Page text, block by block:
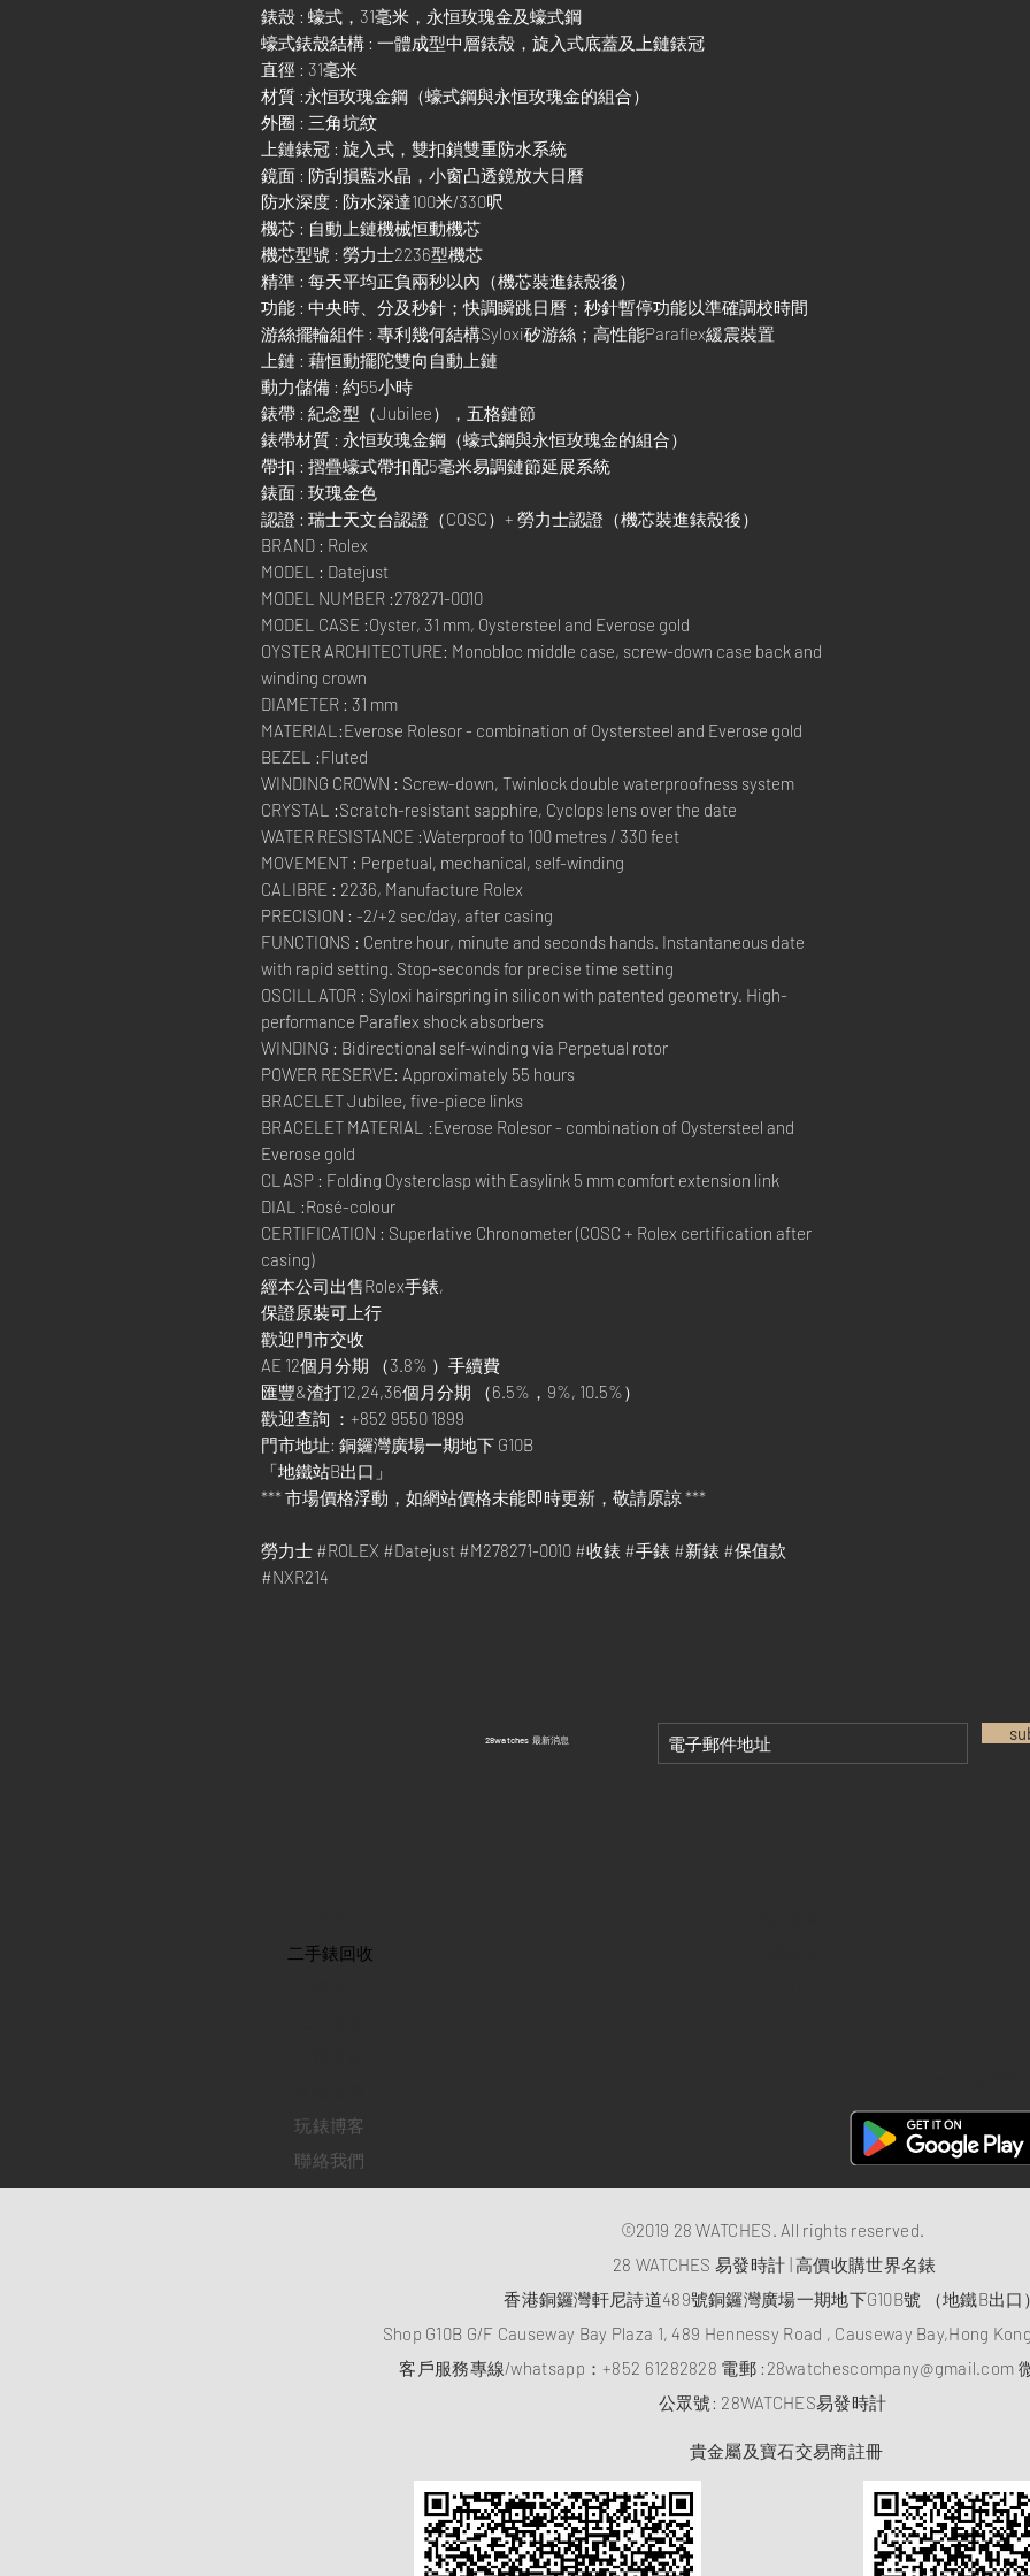
錶殼 : 蠔式，31毫米，永恒玫瑰金及蠔式鋼
蠔式錶殼結構 : 一體成型中層錶殼，旋入式底蓋及上鏈錶冠
直徑 : 31毫米
材質 :永恒玫瑰金鋼（蠔式鋼與永恒玫瑰金的組合）
外圈 : 三角坑紋
上鏈錶冠 : 旋入式，雙扣鎖雙重防水系統
鏡面 : 防刮損藍水晶，小窗凸透鏡放大日曆
防水深度 : 防水深達100米/330呎
機芯 : 自動上鏈機械恒動機芯
機芯型號 : 勞力士2236型機芯
精準 : 每天平均正負兩秒以內（機芯裝進錶殼後）
功能 : 中央時、分及秒針；快調瞬跳日曆；秒針暫停功能以準確調校時間
游絲擺輪組件 : 專利幾何結構Syloxi矽游絲；高性能Paraflex緩震裝置
上鏈 : 藉恒動擺陀雙向自動上鏈
動力儲備 : 約55小時
錶帶 : 紀念型（Jubilee），五格鏈節
錶帶材質 : 永恒玫瑰金鋼（蠔式鋼與永恒玫瑰金的組合）
帶扣 : 摺疊蠔式帶扣配5毫米易調鏈節延展系統
錶面 : 玫瑰金色
認證 : 瑞士天文台認證（COSC）+ 勞力士認證（機芯裝進錶殼後）
BRAND : Rolex
MODEL : Datejust
MODEL NUMBER :278271-0010
MODEL CASE :Oyster, 31 mm, Oystersteel and Everose gold
OYSTER ARCHITECTURE: Monobloc middle case, screw-down case back and
winding crown
DIAMETER : 31 mm
MATERIAL:Everose Rolesor - combination of Oystersteel and Everose gold
BEZEL :Fluted
WINDING CROWN : Screw-down, Twinlock double waterproofness system
CRYSTAL :Scratch-resistant sapphire, Cyclops lens over the date
WATER RESISTANCE :Waterproof to 100 metres / 330 feet
MOVEMENT : Perpetual, mechanical, self-winding
CALIBRE : 2236, Manufacture Rolex
PRECISION : -2/+2 sec/day, after casing
FUNCTIONS : Centre hour, minute and seconds hands. Instantaneous date
with rapid setting. Stop-seconds for precise time setting
OSCILLATOR : Syloxi hairspring in silicon with patented geometry. High-
performance Paraflex shock absorbers
WINDING : Bidirectional self-winding via Perpetual rotor
POWER RESERVE: Approximately 55 hours
BRACELET Jubilee, five-piece links
BRACELET MATERIAL :Everose Rolesor - combination of Oystersteel and
Everose gold
CLASP : Folding Oysterclasp with Easylink 5 mm comfort extension link
DIAL :Rosé-colour
CERTIFICATION : Superlative Chronometer (COSC + Rolex certification after
casing)
經本公司出售Rolex手錶,
保證原裝可上行
歡迎門市交收
AE 12個月分期 （3.8% ）手續費
匯豐&渣打12,24,36個月分期 （6.5%，9%, 10.5%）
歡迎查詢 ：+852 9550 1899
門市地址: 銅鑼灣廣場一期地下 G10B
「地鐵站B出口」
*** 市場價格浮動，如網站價格未能即時更新，敬請原諒 ***
勞力士 #ROLEX #Datejust #M278271-0010 #收錶 #手錶 #新錶 #保值款
#NXR214
​28watches 最新消息
​二手錶回收
玩錶博客
聯絡我們
©2019 28 WATCHES. All rights reserved.
28 WATCHES 易發時計 | 高價收購世界名錶
香港銅鑼灣軒尼詩道489號銅鑼灣廣場一期地下G10B號 （地鐵B出口）
Shop G10B G/F Causeway Bay Plaza 1, 489 Hennessy Road , Causeway Bay,Hong Kong
客戶服務專線/whatsapp：+852 61282828 電郵 : 28watchescompany@gmail.com
​公眾號: 28WATCHES易發時計
貴金屬及寶石交易商註冊